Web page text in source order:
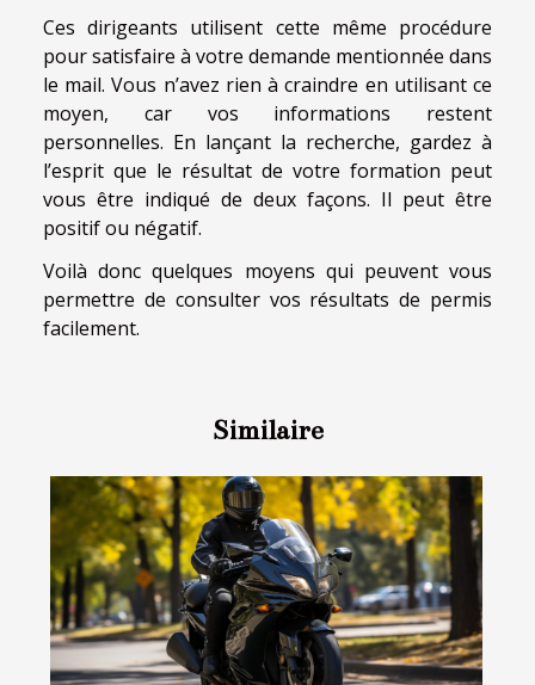
Ces dirigeants utilisent cette même procédure
pour satisfaire à votre demande mentionnée dans
le mail. Vous n’avez rien à craindre en utilisant ce
moyen, car vos informations restent
personnelles. En lançant la recherche, gardez à
l’esprit que le résultat de votre formation peut
vous être indiqué de deux façons. Il peut être
positif ou négatif.
Voilà donc quelques moyens qui peuvent vous
permettre de consulter vos résultats de permis
facilement.
Similaire